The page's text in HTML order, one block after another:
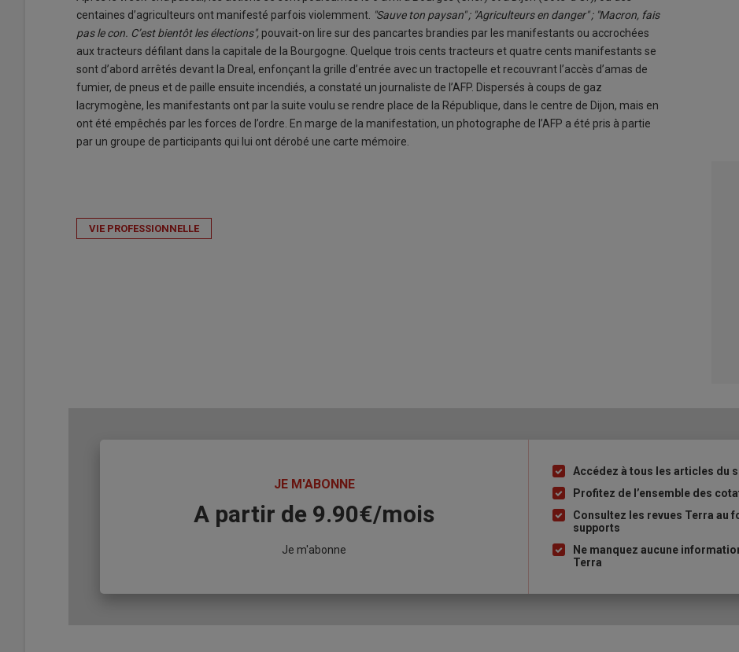
centaines d’agriculteurs ont manifesté parfois violemment. "Sauve ton paysan" ; "Agriculteurs en danger" ; "Macron, fais
pas le con. C’est bientôt les élections", pouvait-on lire sur des pancartes brandies par les manifestants ou accrochées
aux tracteurs défilant dans la capitale de la Bourgogne. Quelque trois cents tracteurs et quatre cents manifestants se
sont d’abord arrêtés devant la Dreal, enfonçant la grille d’entrée avec un tractopelle et recouvrant l’accès d’amas de
fumier, de pneus et de paille ensuite incendiés, a constaté un journaliste de l’AFP. Dispersés à coups de gaz
lacrymogène, les manifestants ont par la suite voulu se rendre place de la République, dans le centre de Dijon, mais en
ont été empêchés par les forces de l’ordre. En marge de la manifestation, un photographe de l’AFP a été pris à partie
par un groupe de participants qui lui ont dérobé une carte mémoire.
VIE PROFESSIONNELLE
JE M'ABONNE
A partir de 9.90€/mois
Je m'abonne
Liste
à
puce
Accédez à tous les articles du
Profitez de l’ensemble des
Consultez les revues Terra au
supports
Ne manquez aucune
Terra